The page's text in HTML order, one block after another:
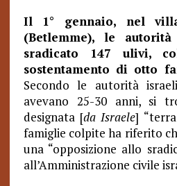
Il 1° gennaio, nel
(Betlemme), le
sradicato 147 ulivi,
sostentamento di otto
Secondo le autorità
avevano 25-30 anni, si
designata [da Israele]
famiglie colpite ha riferito
una “opposizione allo
all’Amministrazione civile